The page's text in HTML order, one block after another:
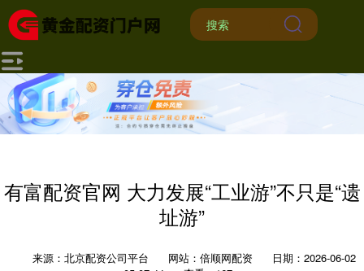
有富配资官网 大力发展“工业游”不只是“遗
址游”
来源：北京配资公司平台 网站：倍顺网配资
日期：2026-06-02